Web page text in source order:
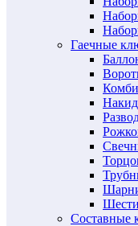
Гаечные
Составные